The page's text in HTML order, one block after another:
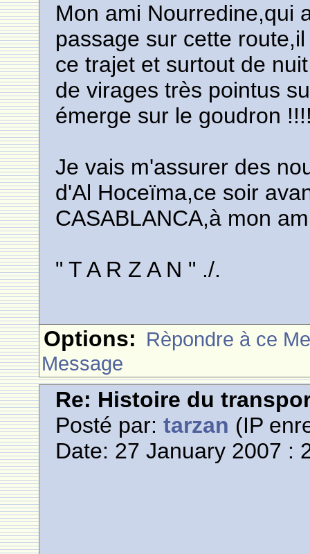
Mon ami Nourredine,qui
passage sur cette
ce trajet et surtout de
de virages très pointus
émerge sur le goudron
Je vais m'assurer des
d'Al Hoceïma,ce soir
CASABLANCA,à mon
" T A R Z A N " ./.
Options: Rèpondre à ce
Message
Re: Histoire du
Posté par:tarzan (IP
Date: 27 January 2007 :